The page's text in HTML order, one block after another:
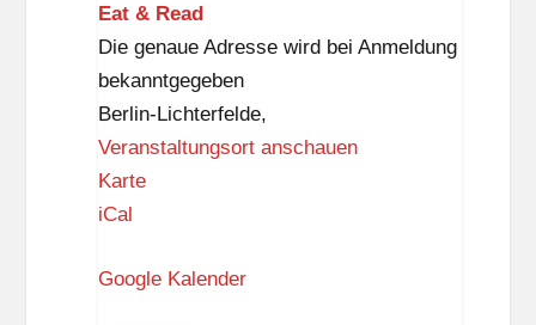
schönste
Elfchen?«
Eat & Read
Die genaue Adresse wird bei Anmeldung
bekanntgegeben
Berlin-Lichterfelde,
Veranstaltungsort anschauen
KarteE
&
iCal
Google Kalender